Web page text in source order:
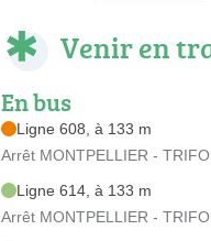
Venir en
En bus
Ligne 608, à 133 m
Arrêt MONTPELLIER -
Ligne 614, à 133 m
Arrêt MONTPELLIER -